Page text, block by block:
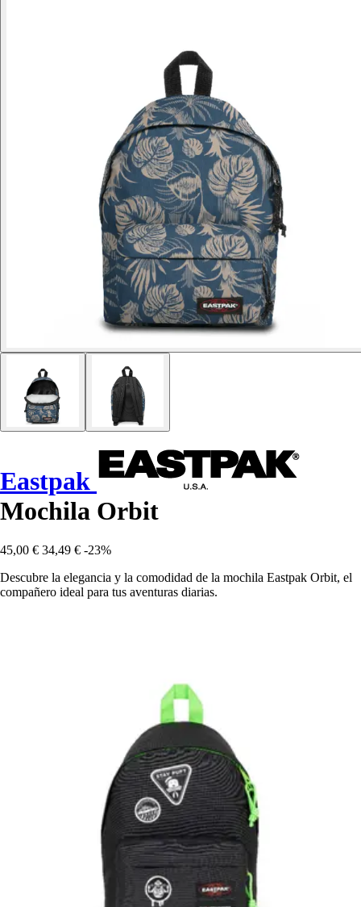
Eastpak
Mochila Orbit
45,00 € 34,49 € -23%
Descubre la elegancia y la comodidad de la mochila Eastpak Orbit, el
compañero ideal para tus aventuras diarias.